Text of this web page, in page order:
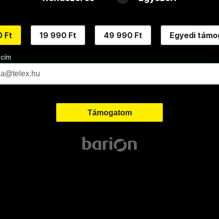
Ft 19 990 Ft 49 990 Ft Egyedi